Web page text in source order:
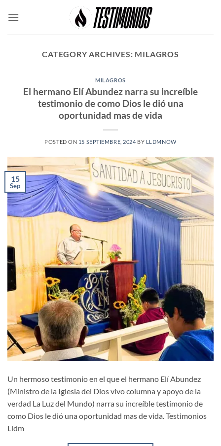
CATEGORY ARCHIVES: MILAGROS
MILAGROS
El hermano Elí Abundez narra su increíble
testimonio de como Dios le dió una
oportunidad mas de vida
POSTED ON 15 SEPTIEMBRE, 2024 BY LLDMNOW
15
Sep
Un hermoso testimonio en el que el hermano Elí Abundez
(Ministro de la Iglesia del Dios vivo columna y apoyo de la
verdad La Luz del Mundo) narra su increíble testimonio de
como Dios le dió una oportunidad mas de vida. Testimonios
Lldm